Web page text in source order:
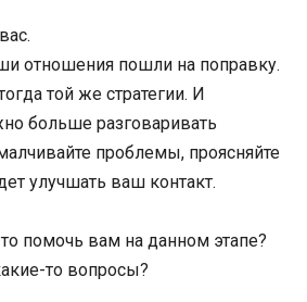
отношения пошли на поправку.
той же стратегии. И
больше разговаривать
проблемы, проясняйте
улучшать ваш контакт.
помочь вам на данном этапе?
то вопросы?